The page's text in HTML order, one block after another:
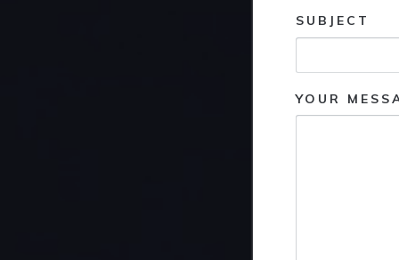
SUBJECT
YOUR